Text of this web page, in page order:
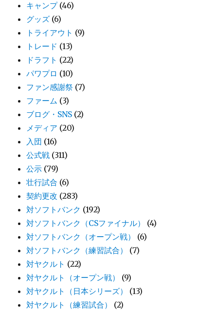
キャンプ(46)
グッズ (6)
トライアウト (9)
トレード (13)
ドラフト (22)
パワプロ (10)
ファン感謝祭 (7)
ファーム (3)
ブログ・SNS (2)
メディア (20)
入団 (16)
公式戦 (311)
公示 (79)
壮行試合 (6)
契約更改 (283)
対ソフトバンク (192)
対ソフトバンク（CSファイナル）
(4)
対ソフトバンク（オープン戦）
(6)
対ソフトバンク（練習試合）
(7)
対ヤクルト (22)
対ヤクルト（オープン戦）
(9)
対ヤクルト（日本シリーズ）
(13)
対ヤクルト（練習試合）
(2)